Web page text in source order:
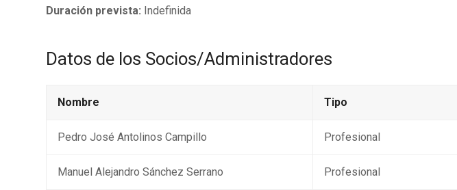
Duración prevista: Indefinida
Datos de los Socios/Administradores
Nombre Tipo
Pedro José Antolinos Campillo Profesional
Manuel Alejandro Sánchez Serrano Profesional